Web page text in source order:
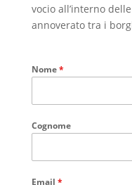
vocio all’interno
annoverato tra i
Nome*
Cognome
Email *